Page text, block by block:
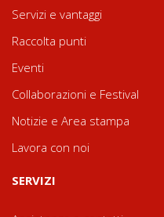
Servizi e vantaggi
Raccolta punti
Eventi
Collaborazioni e Festival
Notizie e Area stampa
Lavora con noi
SERVIZI